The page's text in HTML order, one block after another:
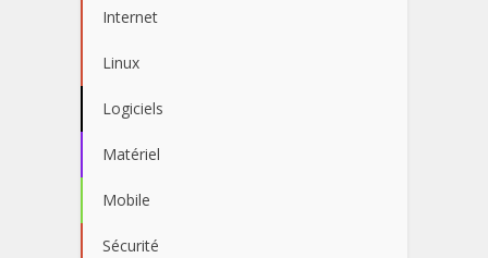
Internet
Linux
Logiciels
Matériel
Mobile
Sécurité